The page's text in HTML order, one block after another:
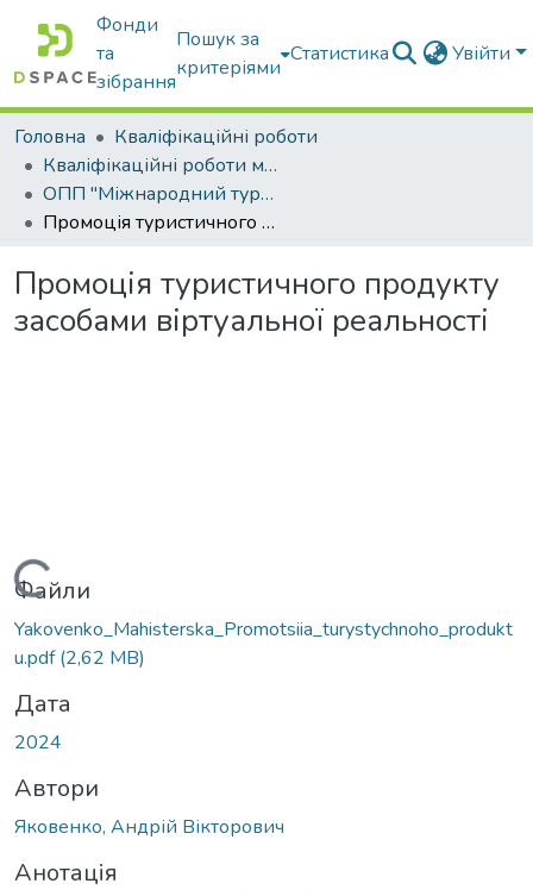
Фонди
та
зібрання
Пошук за
критеріями
Статистика Увійти
Головна
Кваліфікаційні роботи
Кваліфікаційні роботи магістрів
ОПП "Міжнародний туристичний бізнес"
Промоція туристичного продукту засобами віртуальної реальності
Промоція туристичного продукту
засобами віртуальної реальності
Вантажиться...
Файли
Yakovenko_Mahisterska_Promotsiia_turystychnoho_produkt
u.pdf(2,62 MB)
Дата
2024
Автори
Яковенко, Андрій Вікторович
Анотація